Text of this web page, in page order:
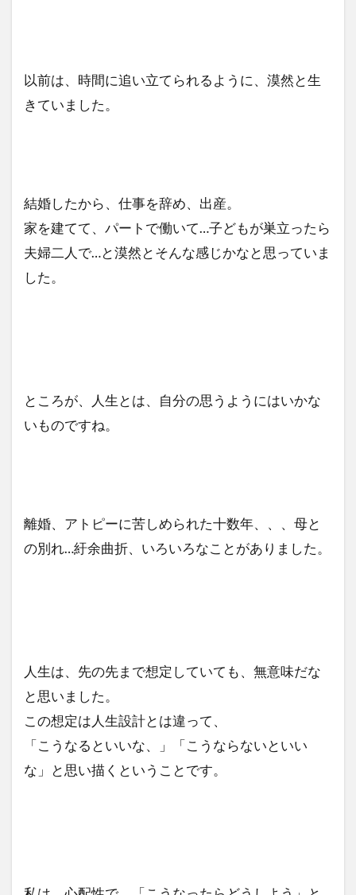
以前は、時間に追い立てられるように、漠然と生
きていました。
結婚したから、仕事を辞め、出産。
家を建てて、パートで働いて…子どもが巣立ったら
夫婦二人で…と漠然とそんな感じかなと思っていま
した。
ところが、人生とは、自分の思うようにはいかな
いものですね。
離婚、アトピーに苦しめられた十数年、、、母と
の別れ…紆余曲折、いろいろなことがありました。
人生は、先の先まで想定していても、無意味だな
と思いました。
この想定は人生設計とは違って、
「こうなるといいな、」「こうならないといい
な」と思い描くということです。